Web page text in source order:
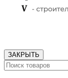
ЗАКРЫТЬ